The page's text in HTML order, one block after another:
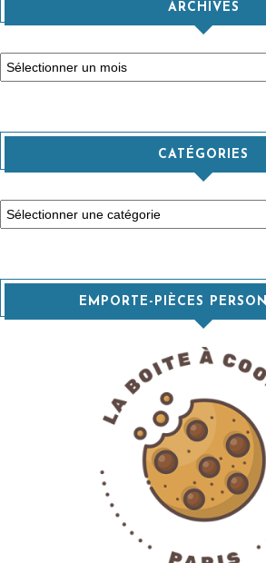
ARCHIVES
Archives
CATÉGORIES
Catégories
EMPORTE-PIÈCES